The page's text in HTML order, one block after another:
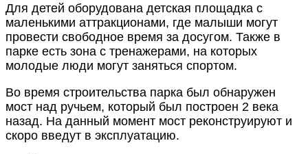
Для детей оборудована детская площадка с
маленькими аттракционами, где малыши могут
провести свободное время за досугом. Также в
парке есть зона с тренажерами, на которых
молодые люди могут заняться спортом.
Во время строительства парка был обнаружен
мост над ручьем, который был построен 2 века
назад. На данный момент мост реконструируют и
скоро введут в эксплуатацию.